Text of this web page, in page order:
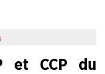
et CCP du